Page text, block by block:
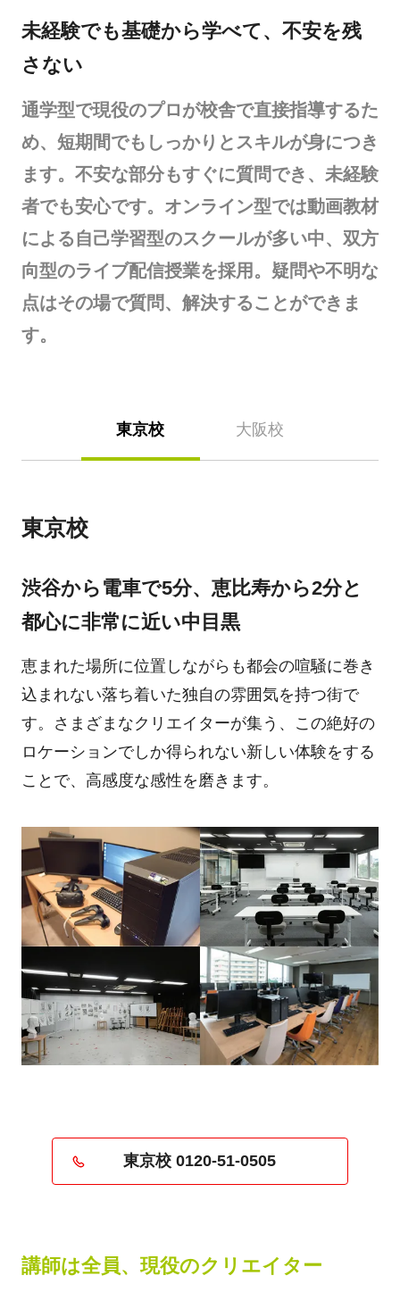
未経験でも基礎から学べて、不安を残
さない
通学型で現役のプロが校舎で直接指導するた
め、短期間でもしっかりとスキルが身につき
ます。不安な部分もすぐに質問でき、未経験
者でも安心です。オンライン型では動画教材
による自己学習型のスクールが多い中、双方
向型のライブ配信授業を採用。疑問や不明な
点はその場で質問、解決することができま
す。
東京校 大阪校
東京校
渋谷から電車で5分、恵比寿から2分と
都心に非常に近い中目黒
恵まれた場所に位置しながらも都会の喧騒に巻き
込まれない落ち着いた独自の雰囲気を持つ街で
す。さまざまなクリエイターが集う、この絶好の
ロケーションでしか得られない新しい体験をする
ことで、高感度な感性を磨きます。
東京校 0120-51-0505
講師は全員、現役のクリエイター